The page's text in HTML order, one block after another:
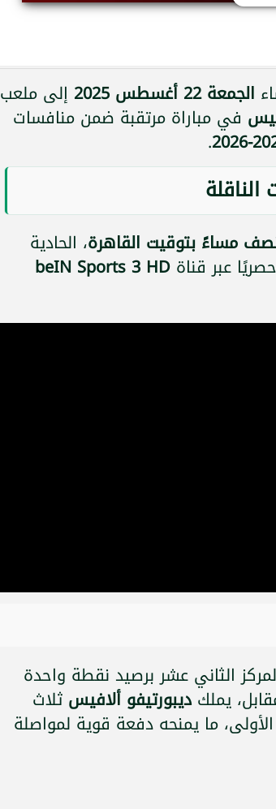
الجمعة 22 أغسطس 2025 إلى ملعب
في مباراة مرتقبة ضمن منافسات
.
مساءً بتوقيت القاهرة، الحادية
عبر قناة beIN Sports 3 HD
الثاني عشر برصيد نقطة واحدة
يملك ديبورتيفو ألافيس ثلاث
ما يمنحه دفعة قوية لمواصلة